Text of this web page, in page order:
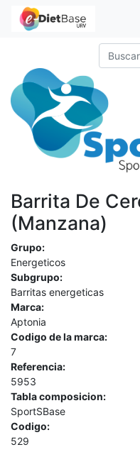
Barrita De
(Manzana)
Grupo:
Energeticos
Subgrupo:
Barritas energeticas
Marca:
Aptonia
Codigo de la marca:
7
Referencia:
5953
Tabla composicion:
SportSBase
Codigo:
529